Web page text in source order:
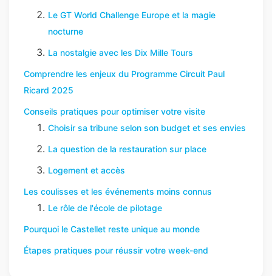
Le GT World Challenge Europe et la magie
nocturne
La nostalgie avec les Dix Mille Tours
Comprendre les enjeux du Programme Circuit Paul
Ricard 2025
Conseils pratiques pour optimiser votre visite
Choisir sa tribune selon son budget et ses envies
La question de la restauration sur place
Logement et accès
Les coulisses et les événements moins connus
Le rôle de l'école de pilotage
Pourquoi le Castellet reste unique au monde
Étapes pratiques pour réussir votre week-end